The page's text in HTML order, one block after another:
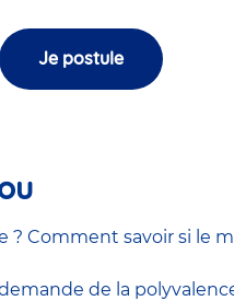
Je postule
Comment savoir si le
de la